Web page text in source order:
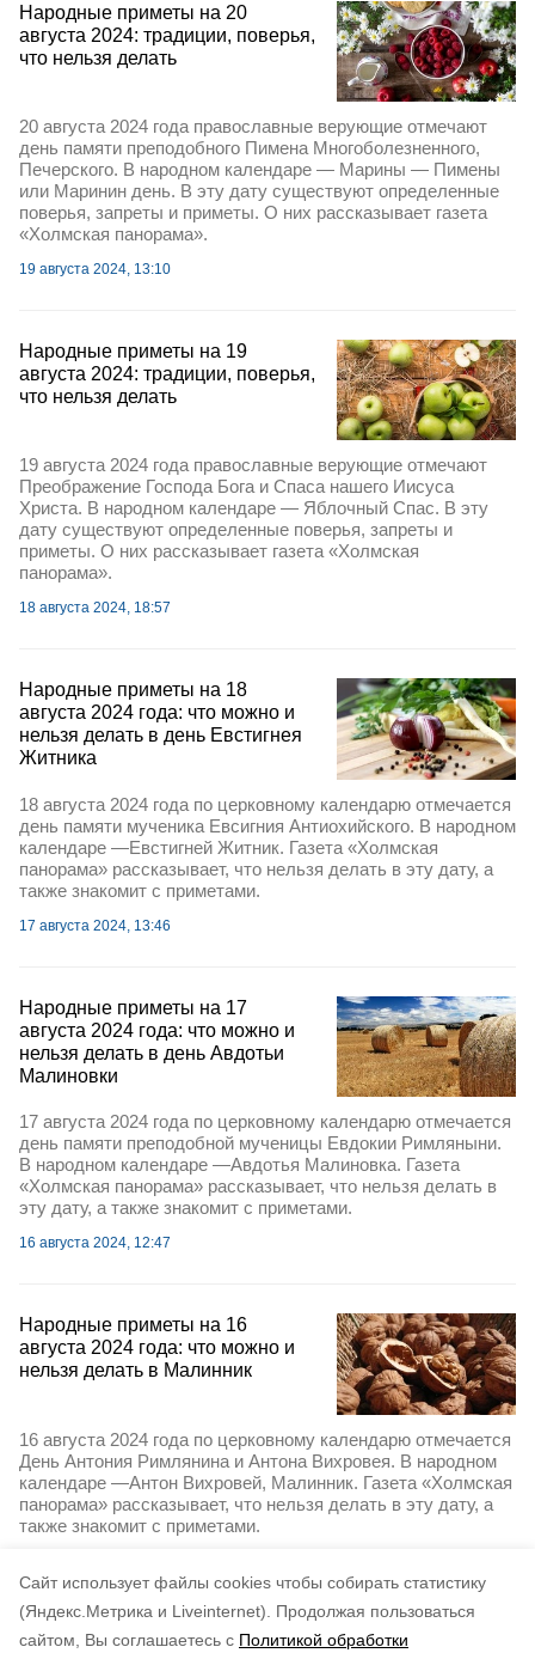
Cайт использует файлы cookies чтобы собирать статистику
(Яндекс.Метрика и Liveinternet).
Продолжая пользоваться
сайтом, Вы соглашаетесь с Политикой обработки
Народные приметы на 20
августа 2024: традиции, поверья,
что нельзя делать
20 августа 2024 года православные верующие отмечают
день памяти преподобного Пимена Многоболезненного,
Печерского. В народном календаре — Марины — Пимены
или Маринин день. В эту дату существуют определенные
поверья, запреты и приметы. О них рассказывает газета
«Холмская панорама».
19 августа 2024, 13:10
Народные приметы на 19
августа 2024: традиции, поверья,
что нельзя делать
19 августа 2024 года православные верующие отмечают
Преображение Господа Бога и Спаса нашего Иисуса
Христа. В народном календаре — Яблочный Спас. В эту
дату существуют определенные поверья, запреты и
приметы. О них рассказывает газета «Холмская
панорама».
18 августа 2024, 18:57
Народные приметы на 18
августа 2024 года: что можно и
нельзя делать в день Евстигнея
Житника
18 августа 2024 года по церковному календарю отмечается
день памяти мученика Евсигния Антиохийского. В народном
календаре —Евстигней Житник. Газета «Холмская
панорама» рассказывает, что нельзя делать в эту дату, а
также знакомит с приметами.
17 августа 2024, 13:46
Народные приметы на 17
августа 2024 года: что можно и
нельзя делать в день Авдотьи
Малиновки
17 августа 2024 года по церковному календарю отмечается
день памяти преподобной мученицы Евдокии Римляныни.
В народном календаре —Авдотья Малиновка. Газета
«Холмская панорама» рассказывает, что нельзя делать в
эту дату, а также знакомит с приметами.
16 августа 2024, 12:47
Народные приметы на 16
августа 2024 года: что можно и
нельзя делать в Малинник
16 августа 2024 года по церковному календарю отмечается
День Антония Римлянина и Антона Вихровея. В народном
календаре —Антон Вихровей, Малинник. Газета «Холмская
панорама» рассказывает, что нельзя делать в эту дату, а
также знакомит с приметами.